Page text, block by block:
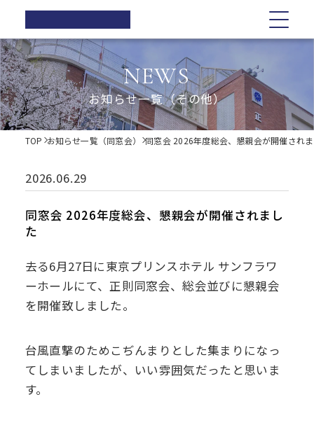
正則高等
学校
学校紹介
正則高等学校の3つの柱
校長ご挨拶
歴史・伝統
制服紹介
教育の特色
正則教育の全体図
学習指導
教科紹介
教育内容
生活指導
学校生活
年間行事
体育祭
学院祭
学習旅行
入試情報
オープンスクール・学校説明会
募集要項
Web出願について
入試Q&A
在校生の方へ
卒業生の方へ
各種証明書の発行
同窓会
学校紹介
正則高等学校の3つの柱
校長ご挨拶
施設紹介
教育の特色
正則教育の全体図
教育内容
進路指導
進路実績
卒業生の声
生活指導
学校生活
学習旅行
体験学習
学院祭特設ページ
生徒会・部活動
募集要項
Web出願について
入試Q&A
学費軽減・助成制度
お問い合わせ
在校生の方へ
卒業生の方へ
各種証明書の発行
同窓会
NEWS
お知らせ一覧（その他）
TOP お知らせ一覧（同窓会） 同窓会 2026年度総会、懇親会が開催され
2026.06.29
同窓会 2026年度総会、懇親会が開催されまし
た
去る6月27日に東京プリンスホテル サンフラワ
ーホールにて、正則同窓会、総会並びに懇親会
を開催致しました。
台風直撃のためこぢんまりとした集まりになっ
てしまいましたが、いい雰囲気だったと思いま
す。